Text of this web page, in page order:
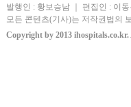
발행인 : 황보승남 ｜ 편집인 : 이
모든 콘텐츠(기사)는 저작권법의
Copyright by 2013 ihospitals.co.kr.